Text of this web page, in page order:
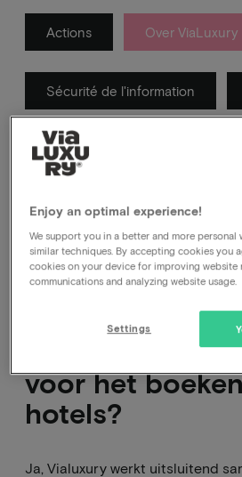
Actions Over ViaLuxury
Sécurité de l'information
In deze categorie vind je
waarvan wij denken dat je die
Is Vialuxury
voor het
hotels?
Ja, Vialuxury werkt uitsluitend
Enjoy an optimal experience!
We support you in a better and more personal
similar techniques. By accepting cookies you
cookies on your device for improving website
communications and analyzing website usage.
Settings